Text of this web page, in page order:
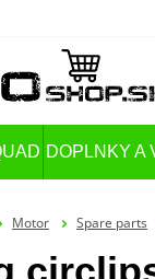
DOPLNKY A
Motor Spare parts